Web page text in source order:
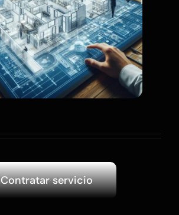
Contratar servicio